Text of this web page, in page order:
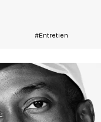
Entretien